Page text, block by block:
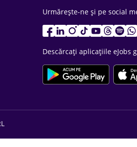
Urmărește-ne și pe social
Descărcați aplicațiile eJobs